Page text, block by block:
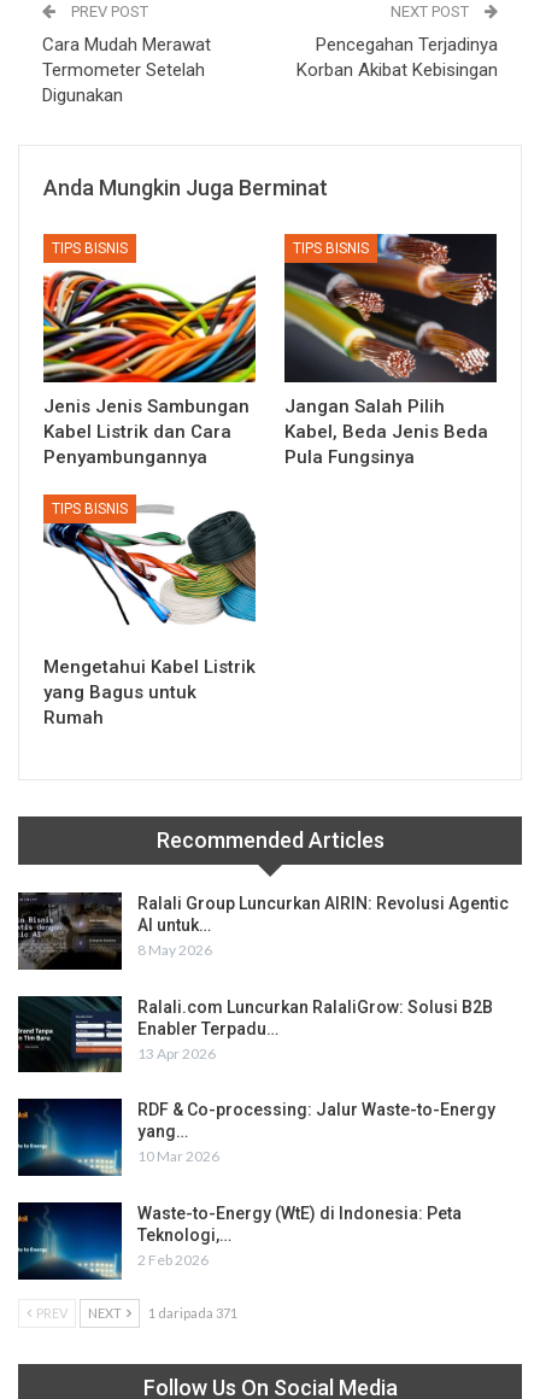
PREV POST
Cara Mudah Merawat
Termometer Setelah
Digunakan
NEXT POST
Pencegahan Terjadinya
Korban Akibat Kebisingan
Anda Mungkin Juga Berminat
TIPS BISNIS
Jenis Jenis Sambungan
Kabel Listrik dan Cara
Penyambungannya
TIPS BISNIS
Jangan Salah Pilih
Kabel, Beda Jenis Beda
Pula Fungsinya
TIPS BISNIS
Mengetahui Kabel Listrik
yang Bagus untuk
Rumah
Recommended Articles
Ralali Group Luncurkan AIRIN: Revolusi Agentic
AI untuk…
8 May 2026
Ralali.com Luncurkan RalaliGrow: Solusi B2B
Enabler Terpadu…
13 Apr 2026
RDF & Co-processing: Jalur Waste-to-Energy
yang…
10 Mar 2026
Waste-to-Energy (WtE) di Indonesia: Peta
Teknologi,…
2 Feb 2026
PREV NEXT 1 daripada 371
Follow Us On Social Media